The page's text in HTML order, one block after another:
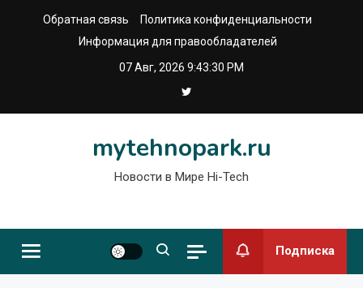
Обратная связь
Политика конфиденциальности
Информация для правообладателей
07 Авг, 2026 9:43:31 PM
mytehnopark.ru
Новости в Мире Hi-Tech
Подписка